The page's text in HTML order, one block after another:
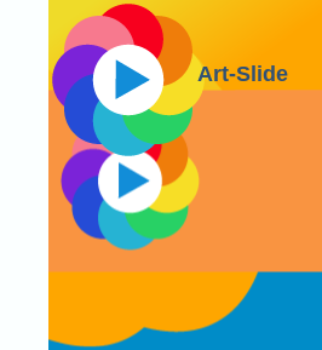
Art-Slide